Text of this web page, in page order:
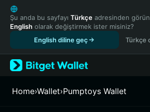
English
日本語
Tiếng Việt
Español (Latinoamérica)
Türkçe
Français
Şu anda bu sayfayı Türkçe adresinden
English olarak değiştirmek ister misiniz?
English diline geç
Türkçe
Home›Wallet›Pumptoys Wallet